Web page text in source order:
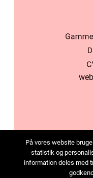
På vores website
statistik og
information deles med